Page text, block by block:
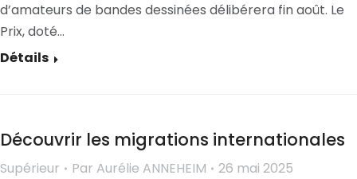
d’amateurs de bandes dessinées délibérera fin août. Le
Prix, doté…
Détails
Découvrir les migrations internationales
Supérieur Par Aurélie ANNEHEIM
26 mai 2025